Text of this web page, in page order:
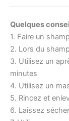
Quelques
1. Faire un
2. Lors du
3. Utilisez un
minutes
4. Utilisez un
5. Rincez et
6. Laissez